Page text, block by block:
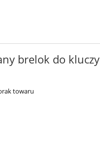
brelok do kluczy
towaru